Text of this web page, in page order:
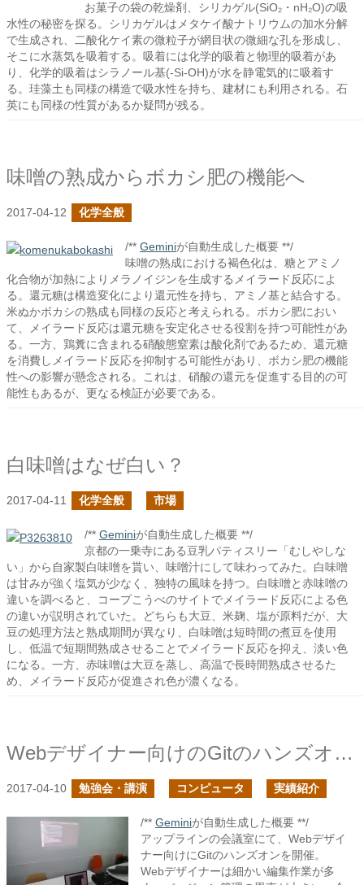
お菓子の袋の乾燥剤、シリカゲル(SiO₂・nH₂O)の吸
水性の秘密を探る。シリカゲルはメタケイ酸ナトリウムの加水分解
で生成され、二酸化ケイ素の微粒子が網目状の微細な孔を形成し、
そこに水蒸気を吸着する。吸着には化学的吸着と物理的吸着があ
り、化学的吸着はシラノール基(-Si-OH)が水を静電気的に吸着す
る。珪藻土も同様の構造で吸水性を持ち、建材にも利用される。石
英にも同様の性質があるか疑問が残る。
味噌の熟成からボカシ肥の機能へ
2017-04-12 化学全般
/** Geminiが自動生成した概要 **/
味噌の熟成における褐色化は、糖とアミノ
化合物が加熱によりメラノイジンを生成するメイラード反応によ
る。還元糖は構造変化により還元性を持ち、アミノ基と結合する。
米ぬかボカシの熟成も同様の反応と考えられる。ボカシ肥におい
て、メイラード反応は還元糖を安定化させる役割を持つ可能性があ
る。一方、鶏糞に含まれる硝酸態窒素は酸化剤であるため、還元糖
を消費しメイラード反応を抑制する可能性があり、ボカシ肥の機能
性への影響が懸念される。これは、硝酸の還元を促進する目的の可
能性もあるが、更なる検証が必要である。
白味噌はなぜ白い？
2017-04-11 化学全般 市場
/** Geminiが自動生成した概要 **/
京都の一乗寺にある豆乳パティスリー「むしやしな
い」から自家製白味噌を貰い、味噌汁にして味わってみた。白味噌
は甘みが強く塩気が少なく、独特の風味を持つ。白味噌と赤味噌の
違いを調べると、コープこうべのサイトでメイラード反応による色
の違いが説明されていた。どちらも大豆、米麹、塩が原料だが、大
豆の処理方法と熟成期間が異なり、白味噌は短時間の煮豆を使用
し、低温で短期間熟成させることでメイラード反応を抑え、淡い色
になる。一方、赤味噌は大豆を蒸し、高温で長時間熟成させるた
め、メイラード反応が促進され色が濃くなる。
Webデザイナー向けのGitのハンズオンを行いました
2017-04-10 勉強会・講演 コンピュータ 実績紹介
/** Geminiが自動生成した概要 **/
アップラインの会議室にて、Webデザイ
ナー向けにGitのハンズオンを開催。
Webデザイナーは細かい編集作業が多